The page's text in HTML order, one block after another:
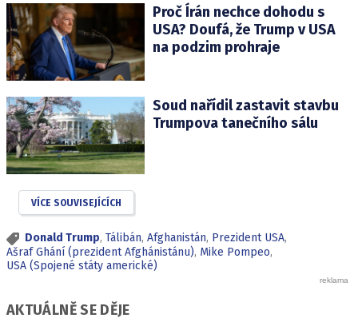
Proč Írán nechce dohodu s
USA? Doufá, že Trump v USA
na podzim prohraje
Soud nařídil zastavit stavbu
Trumpova tanečního sálu
VÍCE SOUVISEJÍCÍCH
Donald Trump, Tálibán, Afghanistán, Prezident USA,
Ašraf Ghání (prezident Afghánistánu), Mike Pompeo,
USA (Spojené státy americké)
AKTUÁLNĚ SE DĚJE